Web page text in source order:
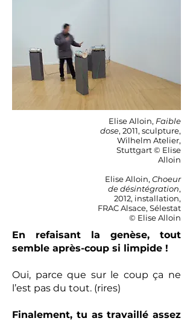
Elise Alloin, Faible
dose, 2011, sculpture,
Wilhelm Atelier,
Stuttgart © Elise
Alloin
Elise Alloin, Choeur
de désintégration,
2012, installation,
FRAC Alsace, Sélestat
© Elise Alloin
En refaisant la genèse, tout
semble après-coup si limpide !
Oui, parce que sur le coup ça ne
l’est pas du tout. (rires)
Finalement, tu as travaillé assez